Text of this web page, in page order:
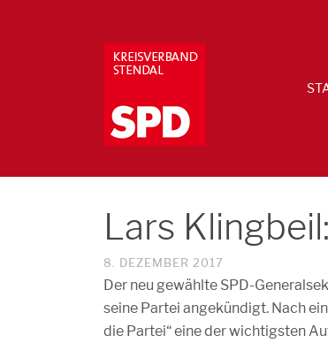
Lars
8. DEZEMBER 2017
Der neu gewählte SPD-
seine Partei angekündigt. Nach
die Partei“ eine der wichtigsten